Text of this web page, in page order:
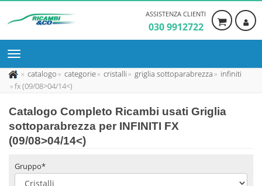
ASSISTENZA CLIENTI
030 9912722
catalogo categorie cristalli griglia sottoparabrezza
infiniti
fx (09/08>04/14<)
Catalogo Completo Ricambi usati Griglia
sottoparabrezza per INFINITI FX
(09/08>04/14<)
Gruppo*